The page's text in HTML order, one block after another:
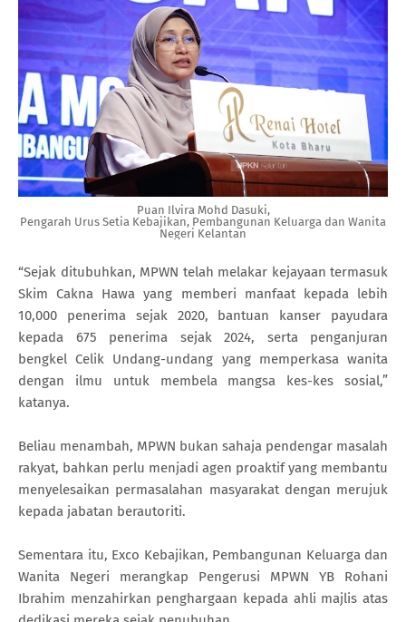
Puan Ilvira Mohd Dasuki,
Pengarah Urus Setia Kebajikan, Pembangunan Keluarga dan Wanita
Negeri Kelantan
“Sejak ditubuhkan, MPWN telah melakar kejayaan termasuk
Skim Cakna Hawa yang memberi manfaat kepada lebih
10,000 penerima sejak 2020, bantuan kanser payudara
kepada 675 penerima sejak 2024, serta penganjuran
bengkel Celik Undang-undang yang memperkasa wanita
dengan ilmu untuk membela mangsa kes-kes sosial,”
katanya.
Beliau menambah, MPWN bukan sahaja pendengar masalah
rakyat, bahkan perlu menjadi agen proaktif yang membantu
menyelesaikan permasalahan masyarakat dengan merujuk
kepada jabatan berautoriti.
Sementara itu, Exco Kebajikan, Pembangunan Keluarga dan
Wanita Negeri merangkap Pengerusi MPWN YB Rohani
Ibrahim menzahirkan penghargaan kepada ahli majlis atas